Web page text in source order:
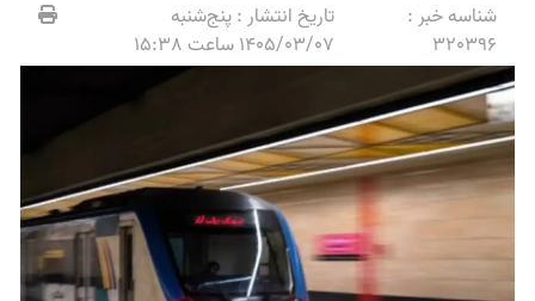
شناسه خبر :
320396
تاریخ انتشار :پنج‌شنبه
1405/03/07 ساعت 15:38